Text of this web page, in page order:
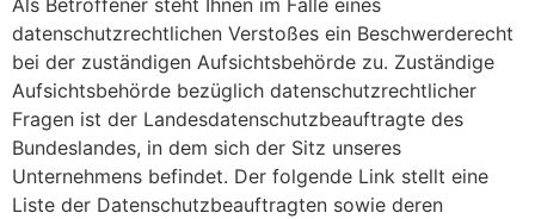
Als Betroffener steht Ihnen im Falle eines
datenschutzrechtlichen Verstoßes ein Beschwerderecht
bei der zuständigen Aufsichtsbehörde zu. Zuständige
Aufsichtsbehörde bezüglich datenschutzrechtlicher
Fragen ist der Landesdatenschutzbeauftragte des
Bundeslandes, in dem sich der Sitz unseres
Unternehmens befindet. Der folgende Link stellt eine
Liste der Datenschutzbeauftragten sowie deren